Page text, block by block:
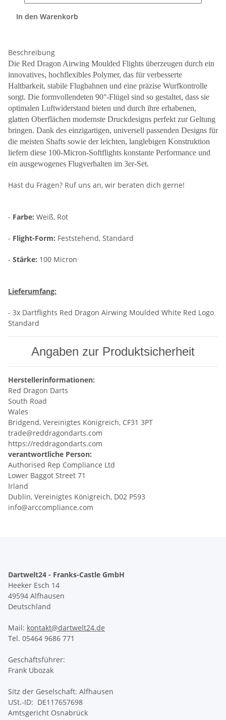
In den Warenkorb
Beschreibung
Die Red Dragon Airwing Moulded Flights überzeugen durch ein
innovatives, hochflexibles Polymer, das für verbesserte
Haltbarkeit, stabile Flugbahnen und eine präzise Wurfkontrolle
sorgt. Die formvollendeten 90°-Flügel sind so gestaltet, dass sie
optimalen Luftwiderstand bieten und durch ihre erhabenen,
glatten Oberflächen modernste Druckdesigns perfekt zur Geltung
bringen. Dank des einzigartigen, universell passenden Designs für
die meisten Shafts sowie der leichten, langlebigen Konstruktion
liefern diese 100-Micron-Softflights konstante Performance und
ein ausgewogenes Flugverhalten im 3er-Set.
Hast du Fragen? Ruf uns an, wir beraten dich gerne!
- Farbe: Weiß, Rot
- Flight-Form: Feststehend, Standard
- Stärke: 100 Micron
Lieferumfang:
- 3x Dartflights Red Dragon Airwing Moulded White Red Logo
Standard
Angaben zur Produktsicherheit
Herstellerinformationen:
Red Dragon Darts
South Road
Wales
Bridgend, Vereinigtes Königreich, CF31 3PT
trade@reddragondarts.com
https://reddragondarts.com
verantwortliche Person:
Authorised Rep Compliance Ltd
Lower Baggot Street 71
Irland
Dublin, Vereinigtes Königreich, D02 P593
info@arccompliance.com
Dartwelt24 - Franks-Castle GmbH
Heeker Esch 14
49594 Alfhausen
Deutschland
Mail: kontakt@dartwelt24.de
Tel. 05464 9686 771
Geschäftsführer:
Frank Ubozak
Sitz der Geselschaft: Alfhausen
USt.-ID: DE117657698
Amtsgericht Osnabrück